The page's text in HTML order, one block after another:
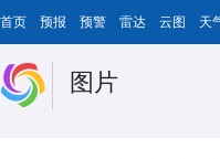
首页 预报 预警 雷达 云图 天
图片